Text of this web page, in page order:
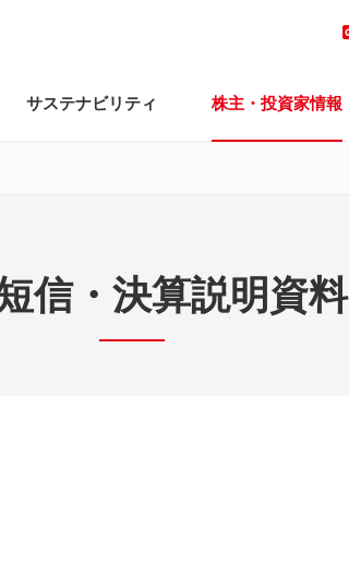
サステナビリティ 株主・投資家情報
信・決算説明資料